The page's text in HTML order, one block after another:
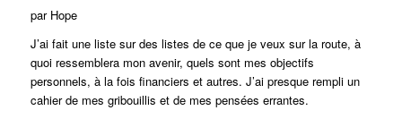
par Hope
J’ai fait une liste sur des listes de ce que je veux sur la route, à
quoi ressemblera mon avenir, quels sont mes objectifs
personnels, à la fois financiers et autres. J’ai presque rempli un
cahier de mes gribouillis et de mes pensées errantes.